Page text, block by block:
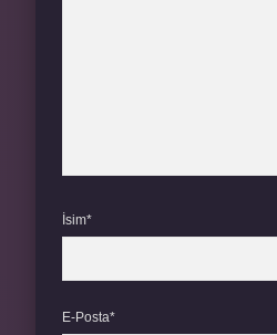
İsim*
E-Posta*